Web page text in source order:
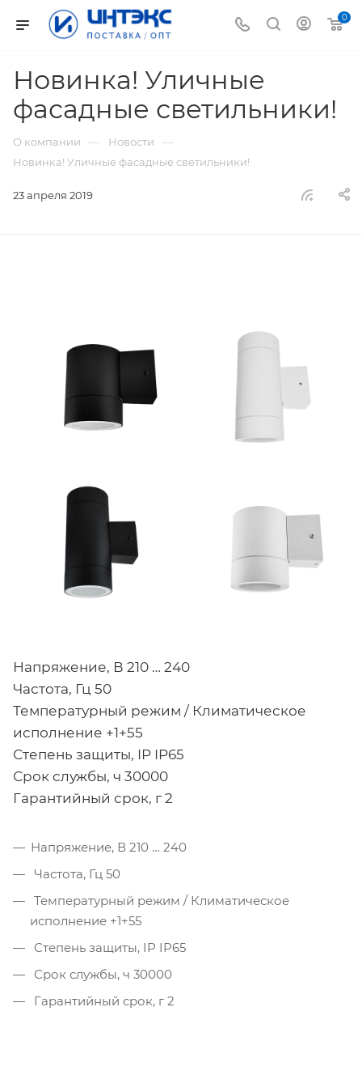
0
Новинка! Уличные
фасадные светильники!
О компании — Новости —
Новинка! Уличные фасадные светильники!
23 апреля 2019
Напряжение, В 210 … 240
Частота, Гц 50
Температурный режим / Климатическое
исполнение +1+55
Степень защиты, IP IP65
Срок службы, ч 30000
Гарантийный срок, г 2
Напряжение, В 210 … 240
Частота, Гц 50
Температурный режим / Климатическое
исполнение +1+55
Степень защиты, IP IP65
Срок службы, ч 30000
Гарантийный срок, г 2